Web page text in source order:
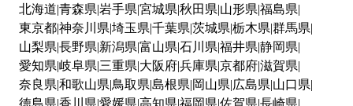
北海道 青森県 岩手県 宮城県 秋田県 山形県 福島県
東京都神奈川県 埼玉県 千葉県 茨城県 栃木県 群馬県
山梨県 長野県 新潟県 富山県 石川県 福井県 静岡県
愛知県 岐阜県 三重県 大阪府兵庫県 京都府滋賀県
奈良県 和歌山県 鳥取県 島根県 岡山県 広島県 山口県